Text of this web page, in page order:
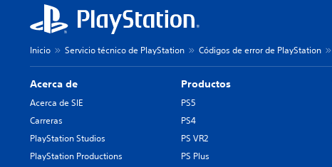
Inicio Servicio técnico de PlayStation Códigos de error de PlayStation
Acerca de
Acerca de SIE
Carreras
PlayStation Studios
PlayStation Productions
Productos
PS5
PS4
PS VR2
PS Plus